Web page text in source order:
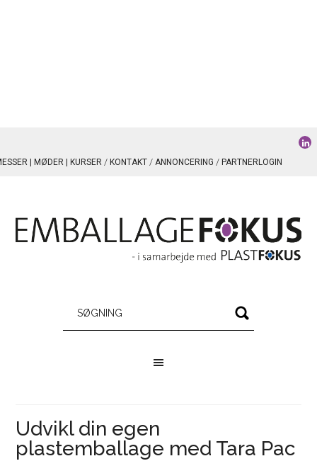
| MØDER | KURSER KONTAKT ANNONCERING PARTNERLOGIN
Udvikl din egen
plastemballage med Tara Pac